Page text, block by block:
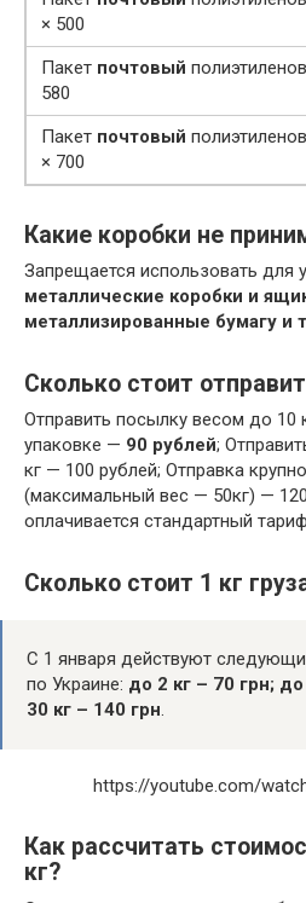
× 500
Пакет почтовый
580
Пакет почтовый
× 700
Какие коробки не
Запрещается использовать для
металлические коробки и
металлизированные бумагу и
Сколько стоит
Отправить посылку весом до 10
упаковке — 90 рублей;
кг — 100 рублей; Отправка
(максимальный вес — 50кг) —
оплачивается стандартный
Сколько стоит 1 кг
С 1 января действуют
по Украине: до 2 кг – 70 грн; до
30 кг – 140 грн
https://youtube.com/
Как рассчитать
кг?